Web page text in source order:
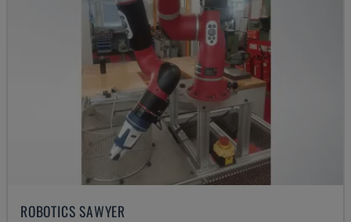
ROBOTICS SAWYER